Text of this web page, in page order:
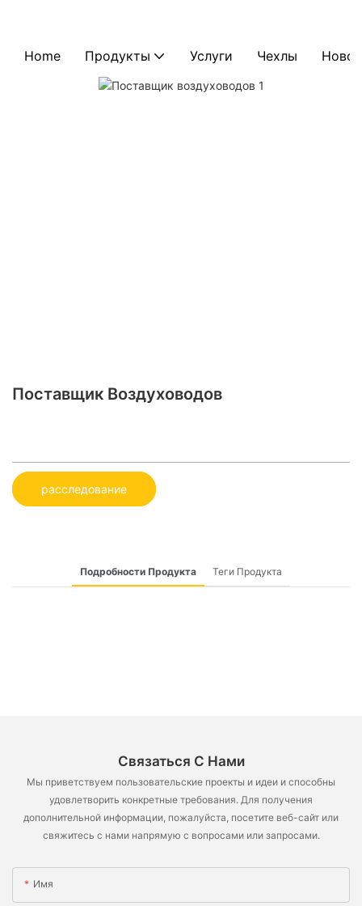
Home Продукты Услуги Чехлы
Поставщик Воздуховодов
расследование
Подробности Продукта Теги Продукта
Связаться С Нами
Мы приветствуем пользовательские проекты и идеи и способны
удовлетворить конкретные требования. Для получения
дополнительной информации, пожалуйста, посетите веб-сайт или
свяжитесь с нами напрямую с вопросами или запросами.
Имя